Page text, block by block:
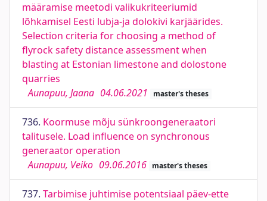
määramise meetodi valikukriteeriumid
lõhkamisel Eesti lubja-ja dolokivi karjäärides.
Selection criteria for choosing a method of
flyrock safety distance assessment when
blasting at Estonian limestone and dolostone
quarries
Aunapuu, Jaana 04.06.2021 master's theses
736. Koormuse mõju sünkroongeneraatori
talitusele. Load influence on synchronous
generaator operation
Aunapuu, Veiko 09.06.2016 master's theses
737. Tarbimise juhtimise potentsiaal päev-ette